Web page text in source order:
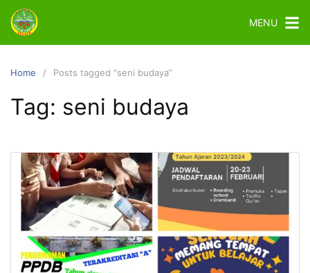
MENU
Home Posts tagged “seni budaya”
Tag: seni budaya